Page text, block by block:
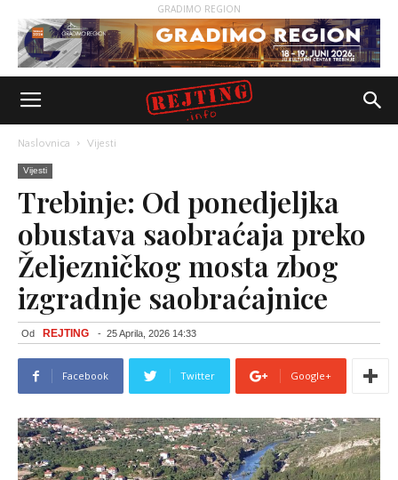
GRADIMO REGION
Naslovnica Vijesti
Vijesti
Trebinje: Od ponedjeljka
obustava saobraćaja preko
Željezničkog mosta zbog
izgradnje saobraćajnice
Od REJTING - 25 Aprila, 2026 14:33
Facebook Twitter Google+